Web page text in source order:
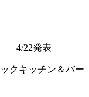
4/22発表
クキッチン＆バー